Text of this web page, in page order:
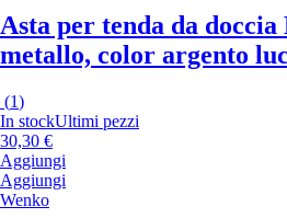
Asta per tenda da doccia
metallo, color argento
(1)
In stockUltimi pezzi
30,30 €
Aggiungi
Aggiungi
Wenko